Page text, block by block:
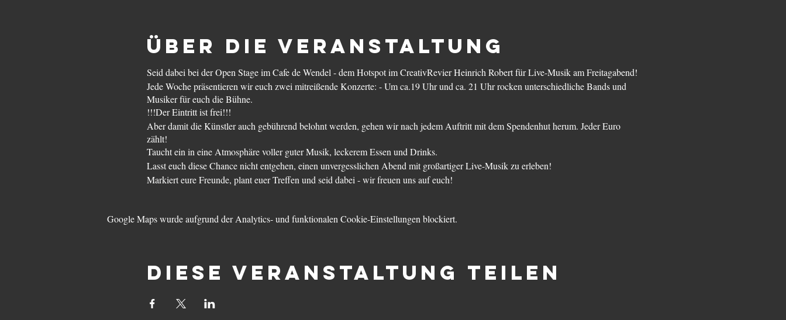
Über die Veranstaltung
Seid dabei bei der Open Stage im Cafe de Wendel - dem Hotspot im CreativRevier Heinrich Robert für Live-Musik am Freitagabend!
Jede Woche präsentieren wir euch zwei mitreißende Konzerte: - Um ca.19 Uhr und ca. 21 Uhr rocken unterschiedliche Bands und
Musiker für euch die Bühne.
!!!Der Eintritt ist frei!!!
Aber damit die Künstler auch gebührend belohnt werden, gehen wir nach jedem Auftritt mit dem Spendenhut herum. Jeder Euro
zählt!
Taucht ein in eine Atmosphäre voller guter Musik, leckerem Essen und Drinks.
Lasst euch diese Chance nicht entgehen, einen unvergesslichen Abend mit großartiger Live-Musik zu erleben!
Markiert eure Freunde, plant euer Treffen und seid dabei - wir freuen uns auf euch!
Google Maps wurde aufgrund der Analytics- und funktionalen Cookie-Einstellungen blockiert.
Diese Veranstaltung teilen